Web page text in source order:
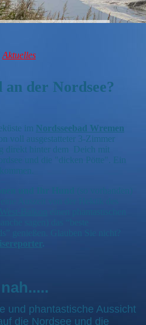
Aktuelles
der Nordsee?
im Nordsseebad Wremen
voll ausgestatteter 3-Zimmer
direkt hinter dem Deich mit
und die "dicken Pötte". Ein
sagen) das “beste
genießen. Glauben Sie nicht?
.
und phantastische Aussicht
die Nordsee und die